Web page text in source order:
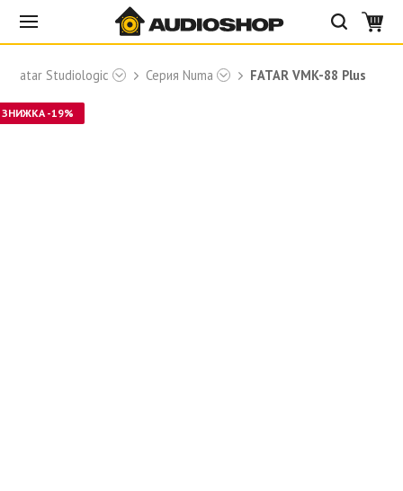
Fatar Studiologic Серия Numa FATAR VMK-88 Plus
ЗНИЖКА -19%